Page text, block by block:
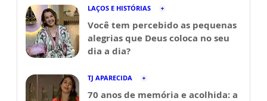
LAÇOS E HISTÓRIAS
Você tem percebido as pequenas
alegrias que Deus coloca no seu
dia a dia?
TJ APARECIDA
70 anos de memória e acolhida: a